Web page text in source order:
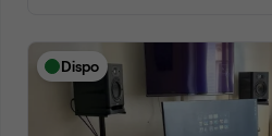
Dispo